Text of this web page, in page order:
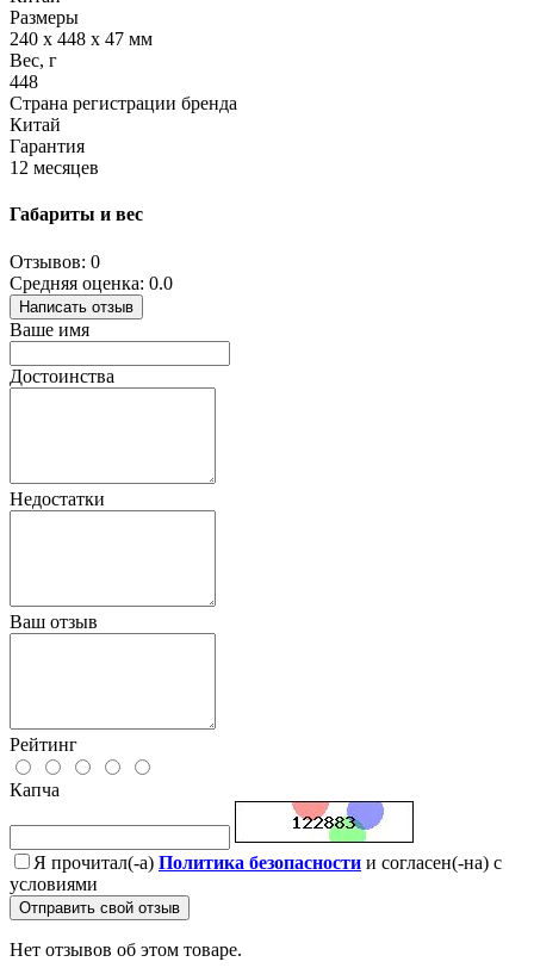
Размеры
240 х 448 х 47 мм
Вес, г
448
Страна регистрации бренда
Китай
Гарантия
12 месяцев
Габариты и вес
Отзывов: 0
Средняя оценка: 0.0
Написать отзыв
Ваше имя
Достоинства
Недостатки
Ваш отзыв
Рейтинг
Капча
Я прочитал(-а) Политика безопасности и согласен(-на) с
условиями
Отправить свой отзыв
Нет отзывов об этом товаре.